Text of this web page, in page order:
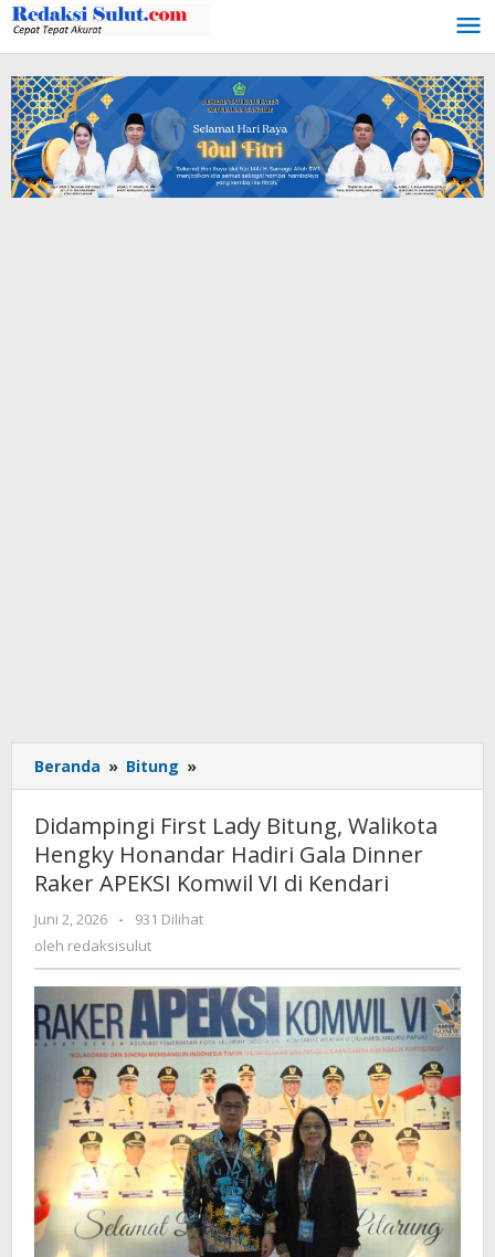
Lewati
ke
konten
Beranda » Bitung »
First
Bitung,
Walikota
Hengky
Hadiri
Dinner
Raker
APEKSI
Komwil
VI
di
Kendari
Didampingi First Lady Bitung, Walikota
Hengky Honandar Hadiri Gala Dinner
Raker APEKSI Komwil VI di Kendari
Juni 2, 2026
oleh
redaksisulut
-
931 Dilihat
oleh redaksisulut